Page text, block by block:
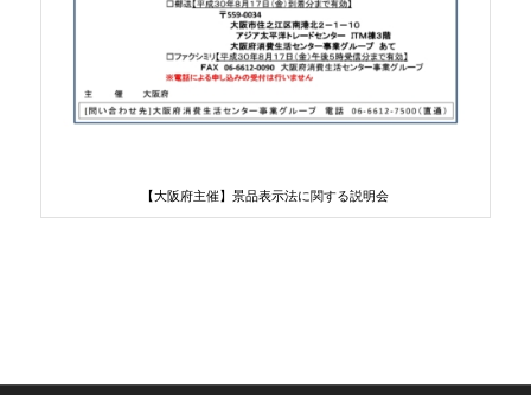
【大阪府主催】景品表示法に関する説明会